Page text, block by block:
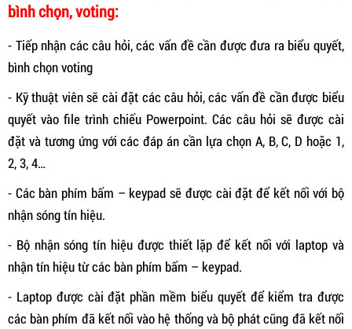
bình chọn, voting:
- Tiếp nhận các câu hỏi, các vấn đề cần được đưa ra biểu quyết,
bình chọn voting
- Kỹ thuật viên sẽ cài đặt các câu hỏi, các vấn đề cần được biểu
quyết vào file trình chiếu Powerpoint. Các câu hỏi sẽ được cài
đặt và tương ứng với các đáp án cần lựa chọn A, B, C, D hoặc 1,
2, 3, 4…
- Các bàn phím bấm – keypad sẽ được cài đặt để kết nối với bộ
nhận sóng tín hiệu.
- Bộ nhận sóng tín hiệu được thiết lặp để kết nối với laptop và
nhận tín hiệu từ các bàn phím bấm – keypad.
- Laptop được cài đặt phần mềm biểu quyết để kiểm tra được
các bàn phím đã kết nối vào hệ thống và bộ phát cũng đã kết nối